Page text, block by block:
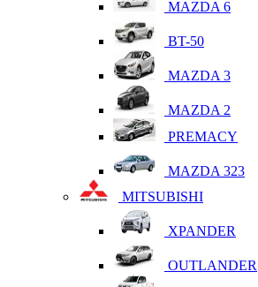
MAZDA 6
BT-50
MAZDA 3
MAZDA 2
PREMACY
MAZDA 323
MITSUBISHI
XPANDER
OUTLANDER